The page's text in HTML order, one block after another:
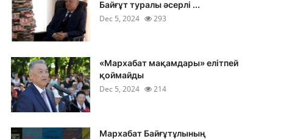
Байғұт туралы әсерлі ...
Dec 5, 2024
293
«Мархабат мақамдары» елітпей
қоймайды
Dec 5, 2024
214
Мархабат Байғұтұлының